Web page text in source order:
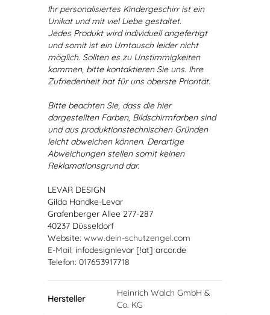
Ihr personalisiertes Kindergeschirr ist ein
Unikat und mit viel Liebe gestaltet.
Jedes Produkt wird individuell angefertigt
und somit ist ein Umtausch leider nicht
möglich. Sollten es zu Unstimmigkeiten
kommen, bitte kontaktieren Sie uns. Ihre
Zufriedenheit hat für uns oberste Priorität.
Bitte beachten Sie, dass die hier
dargestellten Farben, Bildschirmfarben sind
und aus produktionstechnischen Gründen
leicht abweichen können. Derartige
Abweichungen stellen somit keinen
Reklamationsgrund dar.
LEVAR DESIGN
Gilda Handke-Levar
Grafenberger Allee 277-287
40237 Düsseldorf
Website: www.dein-schutzengel.com
E-Mail: infodesignlevar [!at] arcor.de
Telefon: 017653917718
Hersteller
Heinrich Walch GmbH &
Co. KG